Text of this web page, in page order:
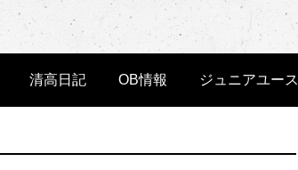
清高日記 OB情報 ジュニアユース